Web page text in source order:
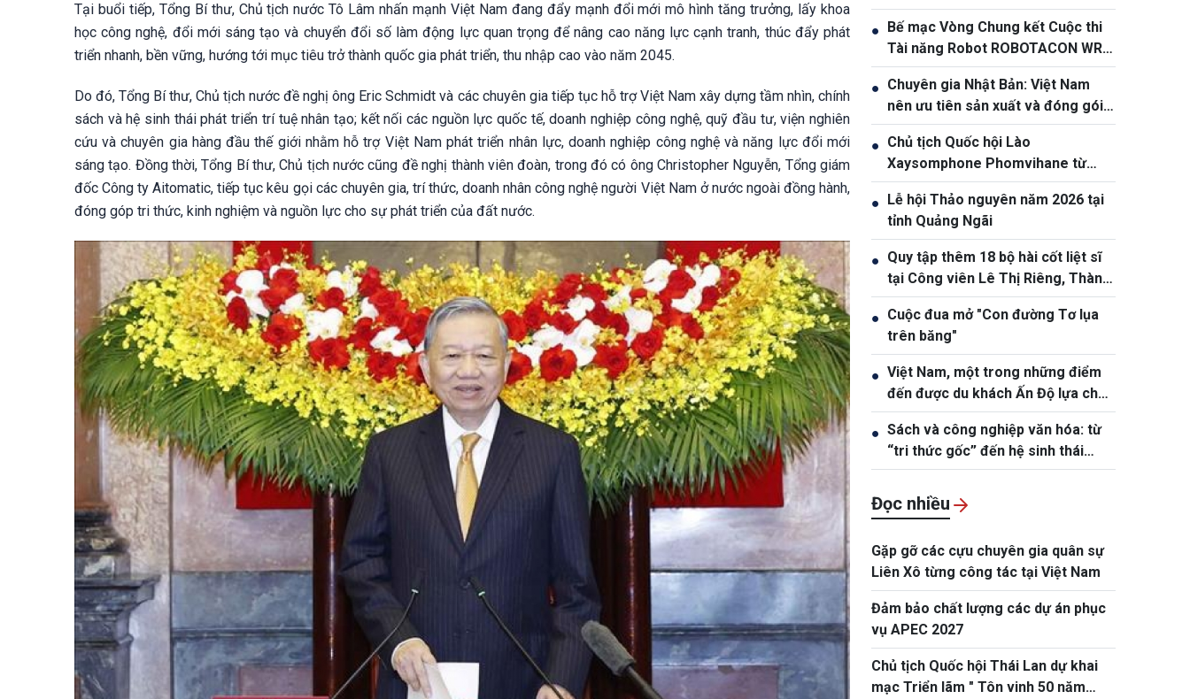
Tại buổi tiếp, Tổng Bí thư, Chủ tịch nước Tô Lâm nhấn mạnh Việt Nam đang đẩy mạnh đổi mới mô hình tăng trưởng, lấy khoa
học công nghệ, đổi mới sáng tạo và chuyển đổi số làm động lực quan trọng để nâng cao năng lực cạnh tranh, thúc đẩy phát
triển nhanh, bền vững, hướng tới mục tiêu trở thành quốc gia phát triển, thu nhập cao vào năm 2045.
Do đó, Tổng Bí thư, Chủ tịch nước đề nghị ông Eric Schmidt và các chuyên gia tiếp tục hỗ trợ Việt Nam xây dựng tầm nhìn, chính
sách và hệ sinh thái phát triển trí tuệ nhân tạo; kết nối các nguồn lực quốc tế, doanh nghiệp công nghệ, quỹ đầu tư, viện nghiên
cứu và chuyên gia hàng đầu thế giới nhằm hỗ trợ Việt Nam phát triển nhân lực, doanh nghiệp công nghệ và năng lực đổi mới
sáng tạo. Đồng thời, Tổng Bí thư, Chủ tịch nước cũng đề nghị thành viên đoàn, trong đó có ông Christopher Nguyễn, Tổng giám
đốc Công ty Aitomatic, tiếp tục kêu gọi các chuyên gia, trí thức, doanh nhân công nghệ người Việt Nam ở nước ngoài đồng hành,
đóng góp tri thức, kinh nghiệm và nguồn lực cho sự phát triển của đất nước.
Luật Ngân hàng Nhà nước Việt
Nam, Luật Phòng, chống rửa tiền
● Bế mạc Vòng Chung kết Cuộc thi
Tài năng Robot ROBOTACON WRO
– 2026
● Chuyên gia Nhật Bản: Việt Nam
nên ưu tiên sản xuất và đóng gói
chip bán dẫn
● Chủ tịch Quốc hội Lào
Xaysomphone Phomvihane từ
trần
● Lễ hội Thảo nguyên năm 2026 tại
tỉnh Quảng Ngãi
● Quy tập thêm 18 bộ hài cốt liệt sĩ
tại Công viên Lê Thị Riêng, Thành
phố Hồ Chí Minh
● Cuộc đua mở "Con đường Tơ lụa
trên băng"
● Việt Nam, một trong những điểm
đến được du khách Ấn Độ lựa chọn
nhiều
● Sách và công nghiệp văn hóa: từ
“tri thức gốc” đến hệ sinh thái
sáng tạo
Đọc nhiều
Gặp gỡ các cựu chuyên gia quân sự
Liên Xô từng công tác tại Việt Nam
Đảm bảo chất lượng các dự án phục
vụ APEC 2027
Chủ tịch Quốc hội Thái Lan dự khai
mạc Triển lãm " Tôn vinh 50 năm